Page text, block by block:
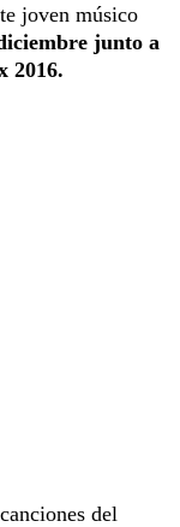
joven músico
junto a
2016.
del